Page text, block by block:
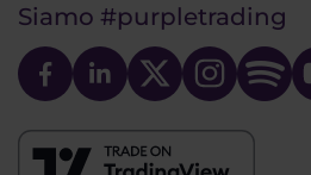
Siamo #purpletrading